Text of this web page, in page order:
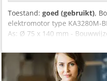
Toestand: goed (gebruikt),
elektromotor type KA3280M-
As: Ø 75 x 140 mm -
stuk - Afmetingen: 1050/700/